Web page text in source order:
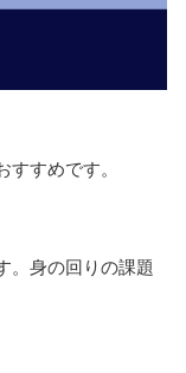
すすめです。
。身の回りの課題